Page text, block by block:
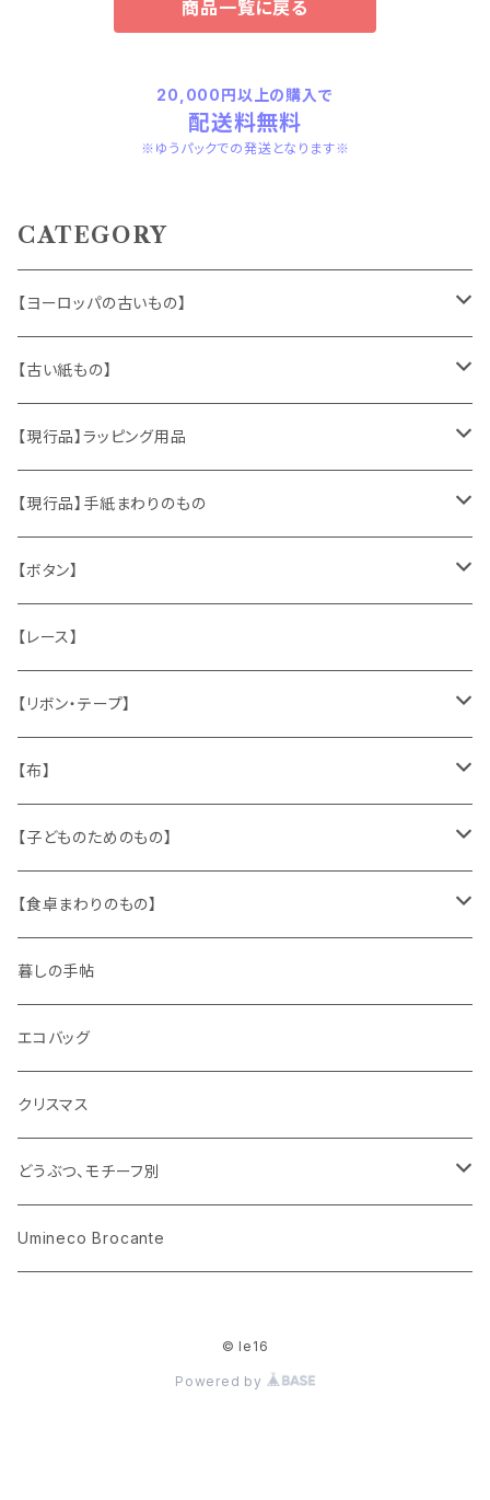
商品一覧に戻る
20,000円以上の購入で
配送料無料
※ゆうパックでの発送となります※
CATEGORY
【ヨーロッパの古いもの】
ヴィンテージアクセサリー
おもちゃ、ぬいぐるみ
くま、テディベア
うさぎ
キャラクター
ピノキオ
ヴィンテージファブリック
ハンドメイド製品
お部屋に飾るもの
メタル製品
缶、箱
陶磁器
文房具
木製品
ミニチュア、ドールハウス
【古い紙もの】
切手、FDC
ポストカード、カレンダー
マッチラベル、食品ラベル
蔵書票、荷札、ビュバー、伝票
シール、ステッカー、クロモス
袋、箱、ナプキン、コースター
パズル、ゲーム
古本、古雑誌、古えほん
古レコード
古せっけん
ラッピングペーパー、壁紙
【現行品】ラッピング用品
伝票、タグ、シール
袋、ラッピングペーパー
ひも、テープ
【現行品】手紙まわりのもの
封筒、ポストカード
切手
スタンプ
文房具
【ボタン】
木
貝
メタル
ガラス
プラスチック
紙
【レース】
【リボン・テープ】
チロルテープ・イニシャルテープ
トリム
ワッペン
【布】
キッチンクロス、ナプキン
ニット
布地
【子どものためのもの】
身に着けるもの
【食卓まわりのもの】
ガラス
花びん
小物入れ
陶磁器
カップアンドソーサー
プレート
木製品
ホーロー
メタル
暮しの手帖
エコバッグ
クリスマス
どうぶつ、モチーフ別
くま、ベア
Umineco Brocante
© le16
Powered by